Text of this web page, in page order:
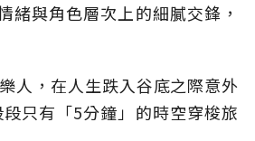
緒與角色層次上的細膩交鋒，
人，在人生跌入谷底之際意外
只有「5分鐘」的時空穿梭旅